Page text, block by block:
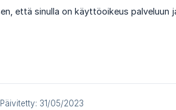
että sinulla on käyttöoikeus palveluun
Päivitetty: 31/05/2023